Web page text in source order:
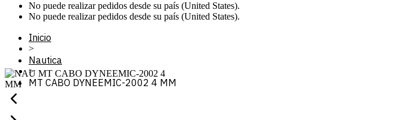
No puede realizar pedidos desde su país (United States).
No puede realizar pedidos desde su país (United States).
Inicio
>
Nautica
>
MT CABO DYNEEMIC-2002 4 MM